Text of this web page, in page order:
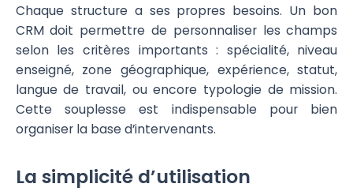
Chaque structure a ses propres besoins. Un bon
CRM doit permettre de personnaliser les champs
selon les critères importants : spécialité, niveau
enseigné, zone géographique, expérience, statut,
langue de travail, ou encore typologie de mission.
Cette souplesse est indispensable pour bien
organiser la base d’intervenants.
La simplicité d’utilisation